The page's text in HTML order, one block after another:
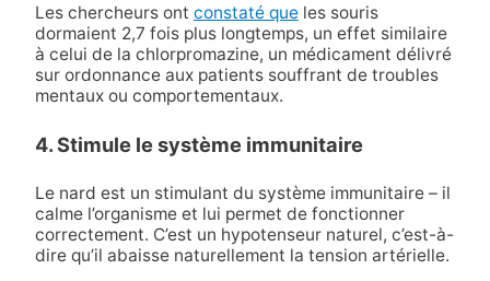
Les chercheurs ont constaté queles souris
dormaient 2,7 fois plus longtemps, un effet similaire
à celui de la chlorpromazine, un médicament délivré
sur ordonnance aux patients souffrant de troubles
mentaux ou comportementaux.
4. Stimule le système immunitaire
Le nard est un stimulant du système immunitaire – il
calme l’organisme et lui permet de fonctionner
correctement. C’est un hypotenseur naturel, c’est-à-
dire qu’il abaisse naturellement la tension artérielle.